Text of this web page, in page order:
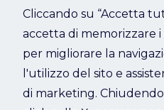
Cliccando su “Accetta
accetta di memorizzare i
per migliorare la
l'utilizzo del sito e
di marketing.